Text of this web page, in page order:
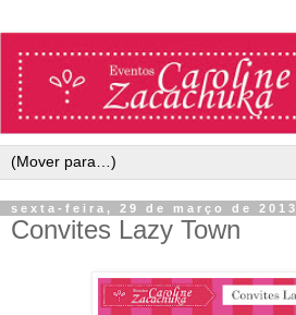
sexta-feira, 29 de março de 2013
Convites Lazy Town